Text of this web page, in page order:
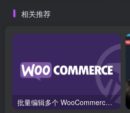
相关推荐
批量编辑多个 WooCommerce 产品变体价格的 2 个方法？